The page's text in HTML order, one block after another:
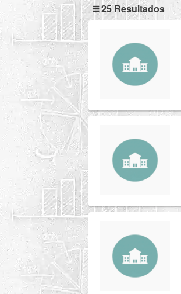
25 Resultados